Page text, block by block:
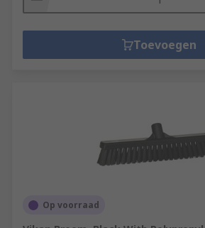
Toevoegen
Op voorraad